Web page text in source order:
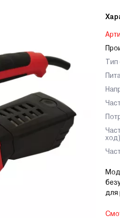
Тип
для